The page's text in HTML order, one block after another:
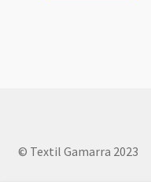
© Textil Gamarra 2023